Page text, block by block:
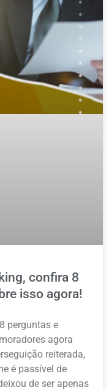
confira 8
isso agora!
perguntas e
agora
reiterada,
é passível de
de ser apenas